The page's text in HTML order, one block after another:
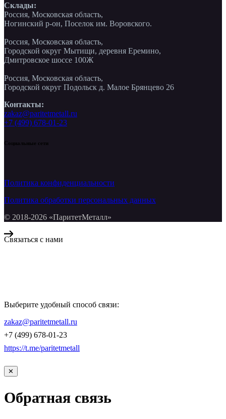
Склады:
Россия, Московская область,
Ногинский р-он, Поселок им. Воровского.
Россия, Московская область,
Городской округ Мытищи, деревня Еремино,
Дмитровское шоссе 100Ж
Россия, Московская область,
Городской округ Подольск д. Малое Брянцево 26
Контакты:
zakaz@paritetmetall.ru
+7 (499) 678-01-23
Социальные сети
Политика конфиденциальности
Политика обработки персональных данных
© 2018-2026 «ПаритетМеталл»
Связаться с нами
Выберите удобный способ связи:
zakaz@paritetmetall.ru
+7 (499) 678-01-23
https://t.me/paritetmetall
✕
Обратная связь